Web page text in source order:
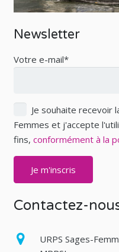
Newsletter
Votre e-mail*
Je souhaite recevoir
Femmes et j'accepte
fins, conformément à la
Contactez-
URPS Sages-